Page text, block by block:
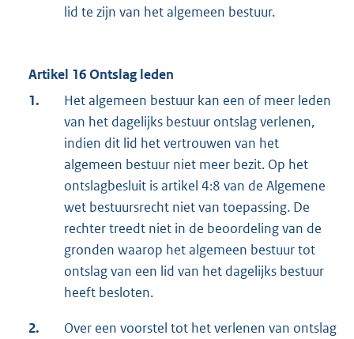
lid te zijn van het algemeen bestuur.
Artikel 16 Ontslag leden
1.
Het algemeen bestuur kan een of meer leden
van het dagelijks bestuur ontslag verlenen,
indien dit lid het vertrouwen van het
algemeen bestuur niet meer bezit. Op het
ontslagbesluit is artikel 4:8 van de Algemene
wet bestuursrecht niet van toepassing. De
rechter treedt niet in de beoordeling van de
gronden waarop het algemeen bestuur tot
ontslag van een lid van het dagelijks bestuur
heeft besloten.
2.
Over een voorstel tot het verlenen van ontslag